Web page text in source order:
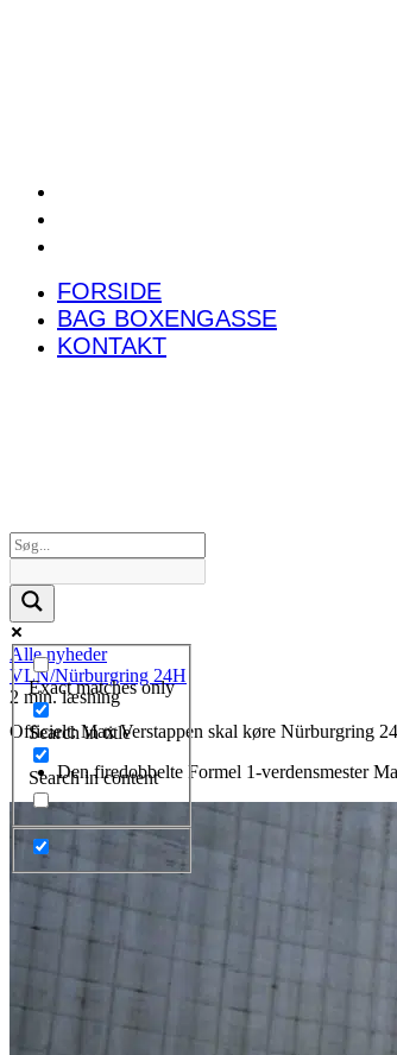
FORSIDE
BAG BOXENGASSE
KONTAKT
Exact matches only
Search in title
Search in content
Alle nyheder
VLN/Nürburgring 24H
2 min. læsning
Officielt: Max Verstappen skal køre Nürburgring
Den firedobbelte Formel 1-verdensmester